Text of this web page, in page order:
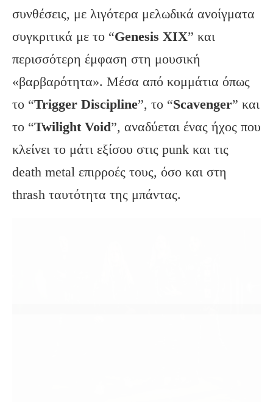
συνθέσεις, με λιγότερα μελωδικά ανοίγματα
συγκριτικά με το “Genesis XIX” και
περισσότερη έμφαση στη μουσική
«βαρβαρότητα». Μέσα από κομμάτια όπως
το “Trigger Discipline”, το “Scavenger” και
το “Twilight Void”, αναδύεται ένας ήχος που
κλείνει το μάτι εξίσου στις punk και τις
death metal επιρροές τους, όσο και στη
thrash ταυτότητα της μπάντας.